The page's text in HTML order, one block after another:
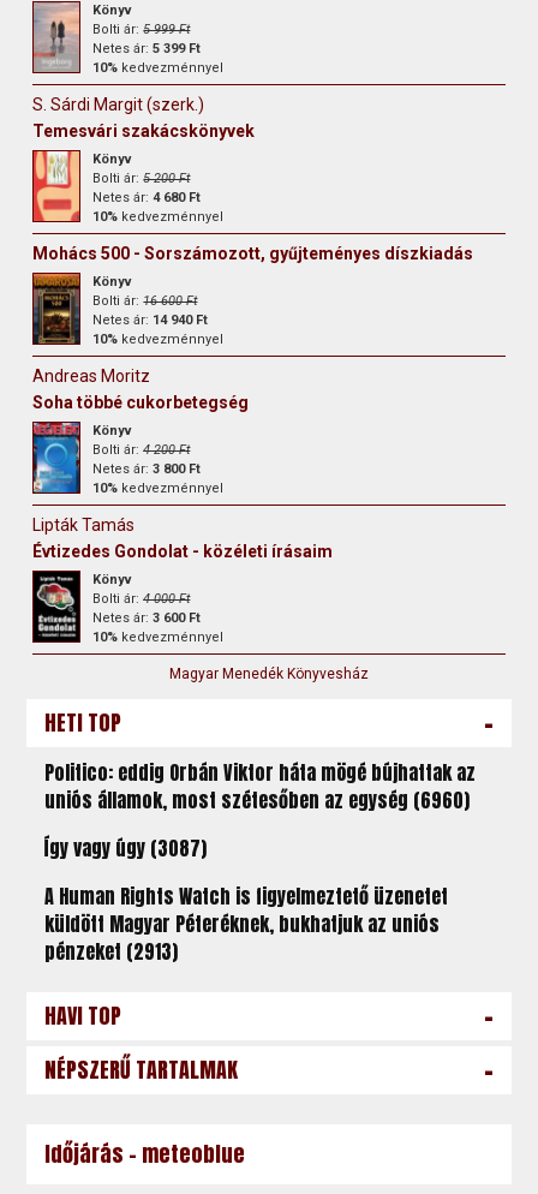
Könyv
Bolti ár:5 999 Ft
Netes ár:5 399 Ft
10% kedvezménnyel
S. Sárdi Margit (szerk.)
Temesvári szakácskönyvek
Könyv
Bolti ár:5 200 Ft
Netes ár:4 680 Ft
10% kedvezménnyel
Mohács 500 - Sorszámozott, gyűjteményes díszkiadás
Könyv
Bolti ár:16 600 Ft
Netes ár: 14 940 Ft
10% kedvezménnyel
Andreas Moritz
Soha többé cukorbetegség
Könyv
Bolti ár:4 200 Ft
Netes ár:3 800 Ft
10% kedvezménnyel
Lipták Tamás
Évtizedes Gondolat - közéleti írásaim
Könyv
Bolti ár:4 000 Ft
Netes ár:3 600 Ft
10% kedvezménnyel
Magyar Menedék Könyvesház
HETI TOP -
Politico: eddig Orbán Viktor háta mögé bújhattak az
uniós államok, most szétesőben az egység (6960)
Így vagy úgy (3087)
A Human Rights Watch is figyelmeztető üzenetet
küldött Magyar Péteréknek, bukhatjuk az uniós
pénzeket (2913)
HAVI TOP -
NÉPSZERŰ TARTALMAK -
Időjárás - meteoblue